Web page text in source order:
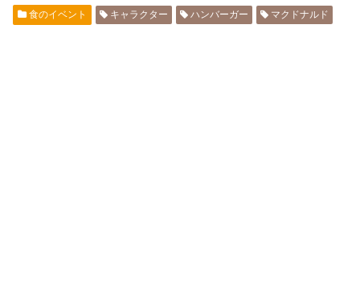
食のイベント キャラクター ハンバーガー マクドナルド